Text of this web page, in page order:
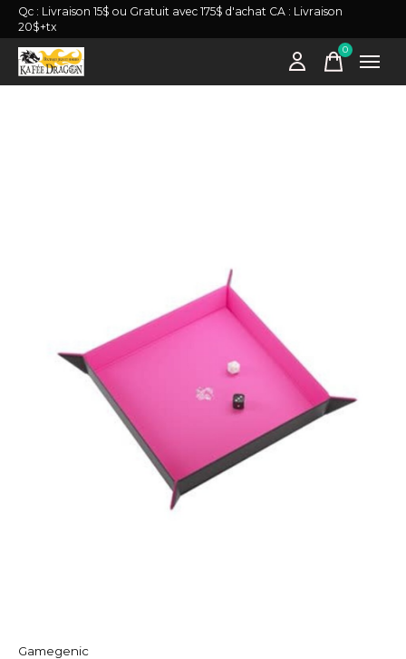
Qc : Livraison 15$ ou Gratuit avec 175$ d'achat CA : Livraison
20$+tx
0items
Gamegenic